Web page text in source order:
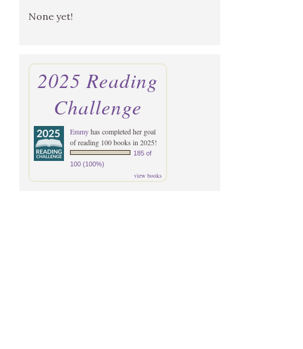
None yet!
2025 Reading
Challenge
Emmyhas completed her goal
of reading 100 books in 2025!
185 of
100 (100%)
view books